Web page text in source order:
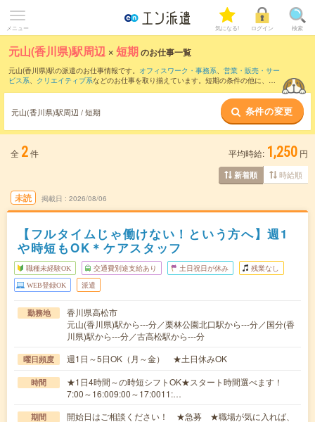
メニュー 気になる! ログイン 検索
元山(香川県)駅周辺 ×短期のお仕事一覧
元山(香川県)駅の派遣のお仕事情報です。 オフィスワーク・事務系、 営業・販売・サー
ビス系、 クリエイティブ系などのお仕事を取り揃えています。短期の条件の他に、 交
元山(香川県)駅周辺 / 短期 条件の変更
全 2件 平均時給: 1,250 円
新着順 時給順
未読 掲載日 2026/08/06
【フルタイムじゃ働けない！という方へ】週1
や時短もOK＊ケアスタッフ
職種未経験OK 交通費別途支給あり 土日祝日が休み 残業なし
WEB登録OK 派遣
勤務地
香川県高松市
元山(香川県)駅から---分／栗林公園北口駅から---分／国分(香
川県)駅から---分／古高松駅から---分
曜日頻度 週1日～5日OK（月～金） ★土日休みOK
時間
★1日4時間～の時短シフトOK★スタート時間選べます！
7:00～16:009:00～17:0011:…
期間
開始日はご相談ください！ ★急募 ★職場が気に入れば、